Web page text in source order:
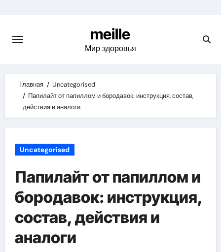
content
meille
Мир здоровья
Главная
Uncategorised
Папилайт от папиллом и бородавок: инструкция, состав,
действия и аналоги
Uncategorised
Папилайт от папиллом и
бородавок: инструкция,
состав, действия и
аналоги